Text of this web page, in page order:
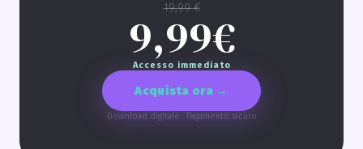
19,99 €
9,99€
Accesso immediato
Acquista ora →
Download digitale · Pagamento sicuro